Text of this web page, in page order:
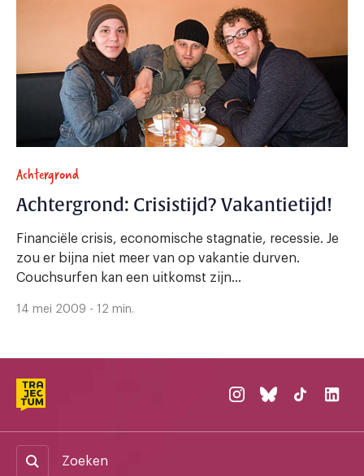
Achtergrond
Achtergrond: Crisistijd? Vakantietijd!
Financiële crisis, economische stagnatie, recessie. Je
zou er bijna niet meer van op vakantie durven.
Couchsurfen kan een uitkomst zijn...
14 mei 2009 - 12 min.
Zoeken